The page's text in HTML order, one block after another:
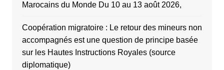
Marocains du Monde Du 10 au 13 août 2026,
Coopération migratoire : Le retour des mineurs non
accompagnés est une question de principe basée
sur les Hautes Instructions Royales (source
diplomatique)